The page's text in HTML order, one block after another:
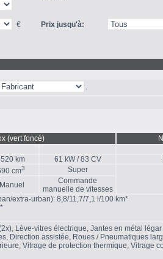
€ Prix jusqu'à:
.
(vert foncé)
km 61 kW / 83 CV
cm3
Super
Commande
manuelle de vitesses
extra-urban): 8,8/11,7/7,1 l/100 km*
Lève-vitres électrique, Jantes en métal
Direction assistée, Roues / Pneumatiques
Vitrage de protection thermique, Vitrage